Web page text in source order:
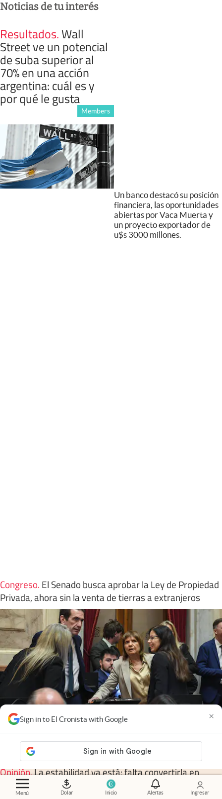
Menú Dolar Inicio Alertas Ingresar
Sign in to El Cronista with Google ×
Noticias de tu interés
Resultados.Wall
Street ve un potencial
de suba superior al
70% en una acción
argentina: cuál es y
por qué le gusta
Members
Un banco destacó su posición
financiera, las oportunidades
abiertas por Vaca Muerta y
un proyecto exportador de
u$s 3000 millones.
Congreso. El Senado busca aprobar la Ley de Propiedad
Privada, ahora sin la venta de tierras a extranjeros
Opinión.La estabilidad ya está: falta convertirla en
crecimiento